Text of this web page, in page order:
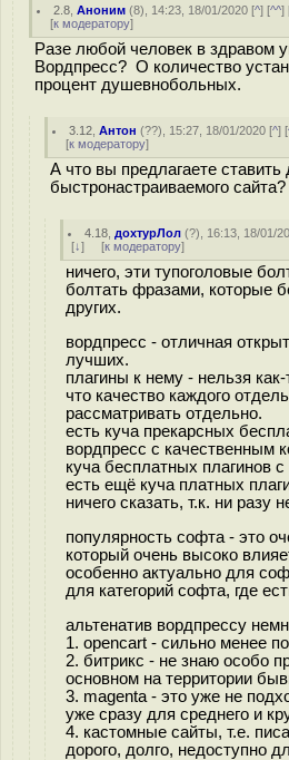
2.8 ,Аноним (8), 14:23, 18/01/2020 [^] [^^]
[к модератору]
Разе любой человек в здравом
Вордпресс? О количество
процент душевнобольных.
3.12 ,Антон (??), 15:27, 18/01/2020 [^] [
[к модератору]
А что вы предлагаете
быстронастраиваемого сайта?
4.18 дохтурЛол (?), 16:13, 18/01/
[↓] [к модератору]
ничего, эти тупоголовые
болтать фразами, которые
других.
вордпресс - отличная
лучших.
плагины к нему - нельзя
что качество каждого
рассматривать отдельно.
есть куча прекарсных
вордпресс с качественным
куча бесплатных плагинов
есть ещё куча платных
ничего сказать, т.к. ни разу
популярность софта - это
который очень высоко
особенно актуально для
для категорий софта, где
альтенатив вордпрессу
1. opencart - сильно менее
2. битрикс - не знаю особо
основном на территории
3. magenta - это уже не
уже сразу для среднего и
4. кастомные сайты, т.е.
дорого, долго, недоступно